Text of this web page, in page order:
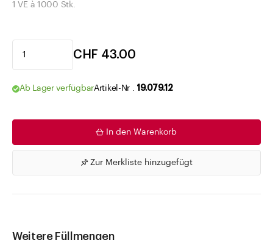
1 VE à 1000 Stk.
CHF 43.00
Ab Lager verfügbarArtikel-Nr . 19.079.12
In den Warenkorb
Zur Merkliste hinzugefügt
Weitere Füllmengen